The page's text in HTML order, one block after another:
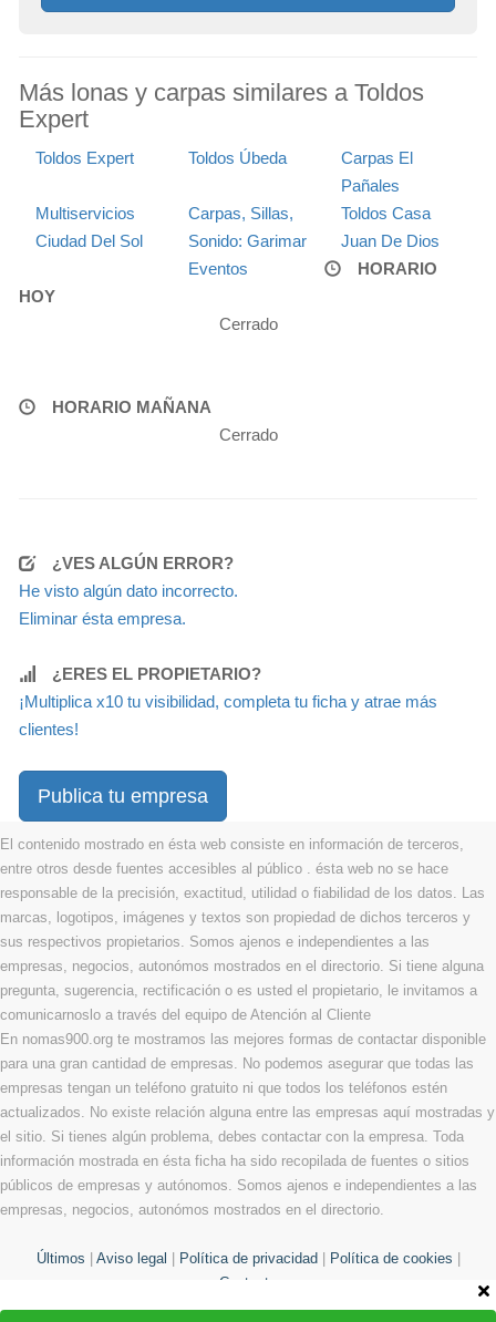
Más lonas y carpas similares a Toldos
Expert
Toldos Expert Toldos Úbeda
Carpas El
Pañales
Multiservicios
Ciudad Del Sol
Carpas, Sillas,
Sonido: Garimar
Eventos
Toldos Casa
Juan De Dios
HORARIO
HOY
Cerrado
HORARIO MAÑANA
Cerrado
¿VES ALGÚN ERROR?
He visto algún dato incorrecto.
Eliminar ésta empresa.
¿ERES EL PROPIETARIO?
¡Multiplica x10 tu visibilidad, completa tu ficha y atrae más
clientes!
Publica tu empresa
El contenido mostrado en ésta web consiste en información de terceros,
entre otros desde fuentes accesibles al público . ésta web no se hace
responsable de la precisión, exactitud, utilidad o fiabilidad de los datos. Las
marcas, logotipos, imágenes y textos son propiedad de dichos terceros y
sus respectivos propietarios. Somos ajenos e independientes a las
empresas, negocios, autonómos mostrados en el directorio. Si tiene alguna
pregunta, sugerencia, rectificación o es usted el propietario, le invitamos a
comunicarnoslo a través del equipo de Atención al Cliente
En nomas900.org te mostramos las mejores formas de contactar disponible
para una gran cantidad de empresas. No podemos asegurar que todas las
empresas tengan un teléfono gratuito ni que todos los teléfonos estén
actualizados. No existe relación alguna entre las empresas aquí mostradas y
el sitio. Si tienes algún problema, debes contactar con la empresa. Toda
información mostrada en ésta ficha ha sido recopilada de fuentes o sitios
públicos de empresas y autónomos. Somos ajenos e independientes a las
empresas, negocios, autonómos mostrados en el directorio.
Últimos Aviso legal Política de privacidad Política de cookies
Contacto